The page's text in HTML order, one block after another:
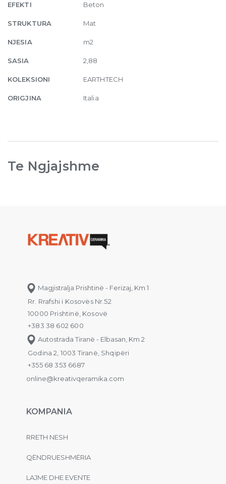
EFEKTI Beton
STRUKTURA Mat
NJESIA m2
SASIA 2,88
KOLEKSIONI EARTHTECH
ORIGJINA Italia
Te Ngjajshme
Magjistralja Prishtinë - Ferizaj, Km 1
Rr. Rrafshi i Kosovës Nr.52
10000 Prishtinë, Kosovë
+383 38 602 600
Autostrada Tiranë - Elbasan, Km 2
Godina 2, 1003 Tiranë, Shqipëri
+355 68 353 6687
online@kreativqeramika.com
KOMPANIA
RRETH NESH
QËNDRUESHMËRIA
LAJME DHE EVENTE